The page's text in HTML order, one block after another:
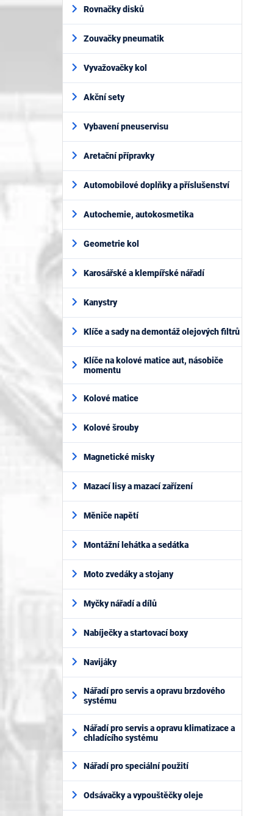
í
e
Rovnačky disků
Zouvačky pneumatik
Vyvažovačky kol
Akční sety
Vybavení pneuservisu
Aretační přípravky
Automobilové doplňky a příslušenství
Autochemie, autokosmetika
Geometrie kol
Karosářské a klempířské nářadí
Kanystry
Klíče a sady na demontáž olejových filtrů
Klíče na kolové matice aut, násobiče
momentu
Kolové matice
Kolové šrouby
Magnetické misky
Mazací lisy a mazací zařízení
Měniče napětí
Montážní lehátka a sedátka
Moto zvedáky a stojany
Myčky nářadí a dílů
Nabíječky a startovací boxy
Navijáky
Nářadí pro servis a opravu brzdového
systému
Nářadí pro servis a opravu klimatizace a
chladícího systému
Nářadí pro speciální použití
Odsávačky a vypouštěčky oleje